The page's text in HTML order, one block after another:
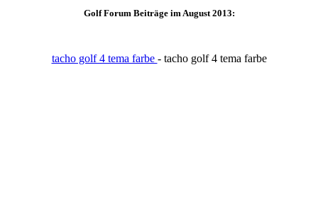
Golf Forum Beiträge im August 2013:
tacho golf 4 tema farbe - tacho golf 4 tema farbe